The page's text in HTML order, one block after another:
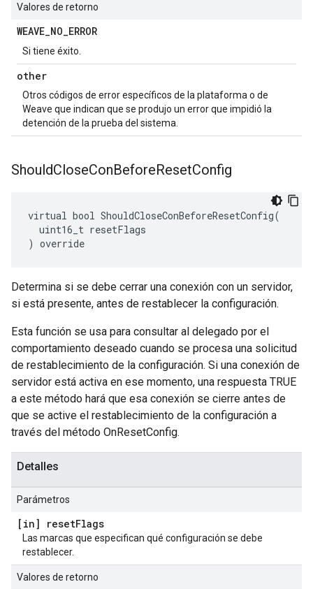
Valores de retorno
WEAVE_NO_ERROR
Si tiene éxito.
other
Otros códigos de error específicos de la plataforma o de
Weave que indican que se produjo un error que impidió la
detención de la prueba del sistema.
ShouldCloseConBeforeResetConfig
virtual bool ShouldCloseConBeforeResetConfig(
  uint16_t resetFlags
) override
Determina si se debe cerrar una conexión con un servidor,
si está presente, antes de restablecer la configuración.
Esta función se usa para consultar al delegado por el
comportamiento deseado cuando se procesa una solicitud
de restablecimiento de la configuración. Si una conexión de
servidor está activa en ese momento, una respuesta TRUE
a este método hará que esa conexión se cierre antes de
que se active el restablecimiento de la configuración a
través del método OnResetConfig.
Detalles
Parámetros
[in] resetFlags
Las marcas que especifican qué configuración se debe
restablecer.
Valores de retorno